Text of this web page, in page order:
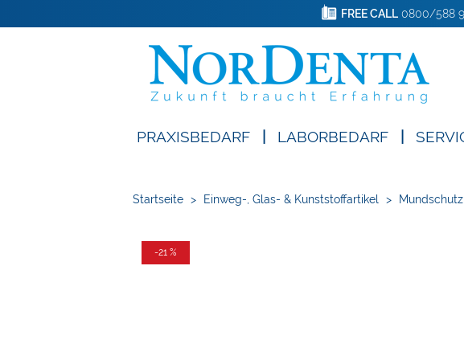
FREE CALL0800/588
PRAXISBEDARF LABORBEDARF
Startseite > Einweg-, Glas- & Kunststoffartikel > Mundschutz
-21 %